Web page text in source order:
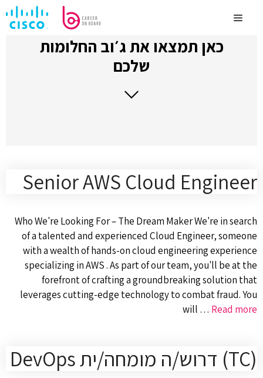
לתוכןMenu
כאן תמצאו את ג׳וב החלומות
שלכם
Senior AWS Cloud Engineer
Who We're Looking For – The Dream Maker We're in search
of a talented and experienced Cloud Engineer, someone
with a wealth of hands-on cloud engineering experience
specializing in AWS . As part of our team, you'll be at the
forefront of crafting a groundbreaking solution that
leverages cutting-edge technology to combat fraud. You
will … Read more
(TC) דרוש/ה מומחה/ית DevOps